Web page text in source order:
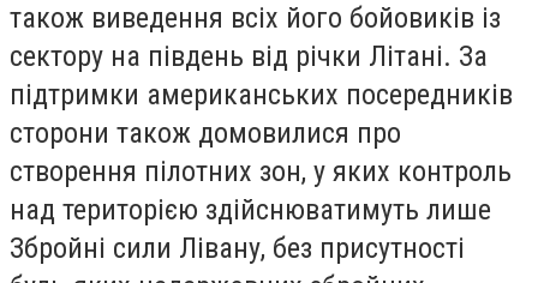
також виведення всіх його бойовиків із
сектору на південь від річки Літані. За
підтримки американських посередників
сторони також домовилися про
створення пілотних зон, у яких контроль
над територією здійснюватимуть лише
Збройні сили Лівану, без присутності